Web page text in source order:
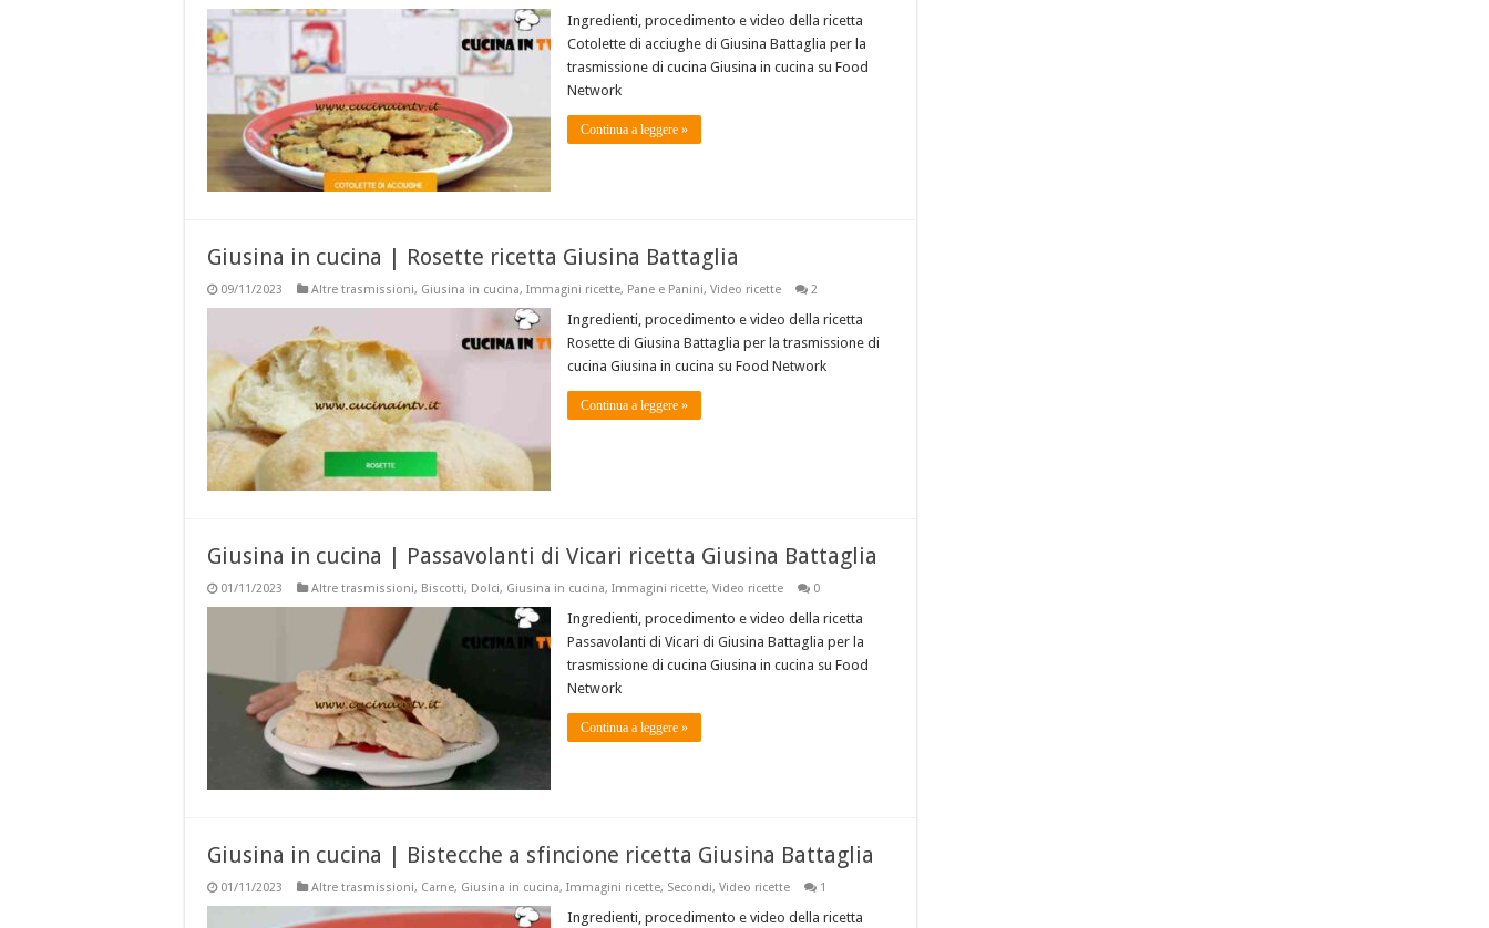
Ingredienti, procedimento e video della ricetta
Cotolette di acciughe di Giusina Battaglia per la
trasmissione di cucina Giusina in cucina su Food
Network
Continua a leggere »
Giusina in cucina | Rosette ricetta Giusina Battaglia
09/11/2023 Altre trasmissioni, Giusina in cucina, Immagini ricette, Pane e Panini, Video ricette 2
Ingredienti, procedimento e video della ricetta
Rosette di Giusina Battaglia per la trasmissione di
cucina Giusina in cucina su Food Network
Continua a leggere »
Giusina in cucina | Passavolanti di Vicari ricetta Giusina Battaglia
01/11/2023 Altre trasmissioni, Biscotti, Dolci, Giusina in cucina, Immagini ricette, Video ricette 0
Ingredienti, procedimento e video della ricetta
Passavolanti di Vicari di Giusina Battaglia per la
trasmissione di cucina Giusina in cucina su Food
Network
Continua a leggere »
Giusina in cucina | Bistecche a sfincione ricetta Giusina Battaglia
01/11/2023 Altre trasmissioni, Carne, Giusina in cucina, Immagini ricette, Secondi, Video ricette 1
Ingredienti, procedimento e video della ricetta